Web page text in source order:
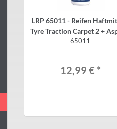
LRP 65011 - Reifen
Tyre Traction Carpet 2 +
65011
12,99 € *